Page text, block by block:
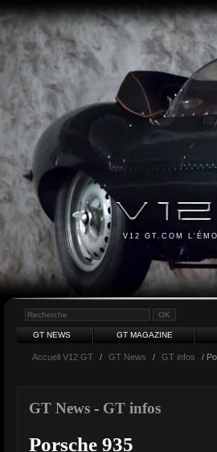
V12 GT.COM
GT NEWS GT MAGAZINE
Accueil V12 GT / GT News / GT infos /
GT News - GT infos
Porsche 935